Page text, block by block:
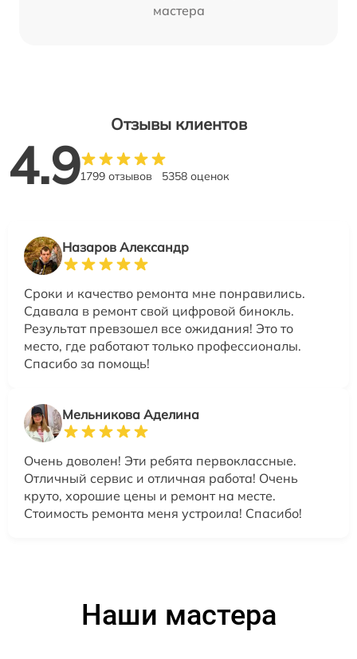
мастера
Отзывы клиентов
4.91799 отзывов 5358 оценок
Назаров Александр
Сроки и качество ремонта мне понравились.
Сдавала в ремонт свой цифровой бинокль.
Результат превзошел все ожидания! Это то
место, где работают только профессионалы.
Спасибо за помощь!
Мельникова Аделина
Очень доволен! Эти ребята первоклассные.
Отличный сервис и отличная работа! Очень
круто, хорошие цены и ремонт на месте.
Стоимость ремонта меня устроила! Спасибо!
Наши мастера